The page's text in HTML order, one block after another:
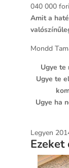
040 000
Amit a
Mondd
Ugye te
Ugye te
Ugye ha
Legyen